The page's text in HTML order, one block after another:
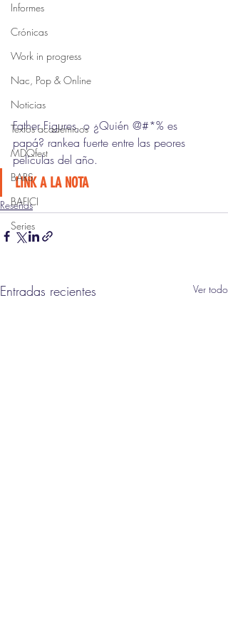
Informes
Crónicas
Work in progress
Nac, Pop & Online
Noticias
Textos académicos
MDQfest
BARS
BAFICI
Series
Father Figures, o ¿Quién @#*% es
papá? rankea fuerte entre las peores
películas del año.
LINK A LA NOTA
Reseñas
Entradas recientes Ver todo